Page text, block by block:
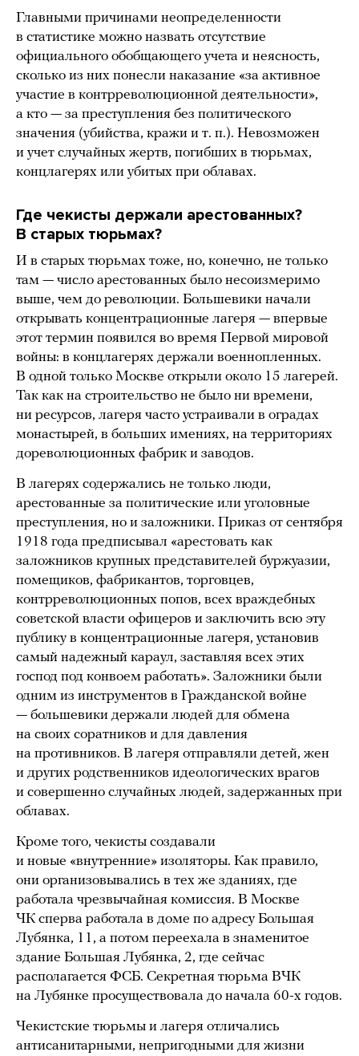
Главными причинами неопределенности
в статистике можно назвать отсутствие
официального обобщающего учета и неясность,
сколько из них понесли наказание «за активное
участие в контрреволюционной деятельности»,
а кто — за преступления без политического
значения (убийства, кражи и т. п.). Невозможен
и учет случайных жертв, погибших в тюрьмах,
концлагерях или убитых при облавах.
Где чекисты держали арестованных?
В старых тюрьмах?
И в старых тюрьмах тоже, но, конечно, не только
там — число арестованных было несоизмеримо
выше, чем до революции. Большевики начали
открывать концентрационные лагеря — впервые
этот термин появился во время Первой мировой
войны: в концлагерях держали военнопленных.
В одной только Москве открыли около 15 лагерей.
Так как на строительство не было ни времени,
ни ресурсов, лагеря часто устраивали в оградах
монастырей, в больших имениях, на территориях
дореволюционных фабрик и заводов.
В лагерях содержались не только люди,
арестованные за политические или уголовные
преступления, но и заложники. Приказ от сентября
1918 года предписывал «арестовать как
заложников крупных представителей буржуазии,
помещиков, фабрикантов, торговцев,
контрреволюционных попов, всех враждебных
советской власти офицеров и заключить всю эту
публику в концентрационные лагеря, установив
самый надежный караул, заставляя всех этих
господ под конвоем работать». Заложники были
одним из инструментов в Гражданской войне
— большевики держали людей для обмена
на своих соратников и для давления
на противников. В лагеря отправляли детей, жен
и других родственников идеологических врагов
и совершенно случайных людей, задержанных при
облавах.
Кроме того, чекисты создавали
и новые «внутренние» изоляторы. Как правило,
они организовывались в тех же зданиях, где
работала чрезвычайная комиссия. В Москве
ЧК сперва работала в доме по адресу Большая
Лубянка, 11, а потом переехала в знаменитое
здание Большая Лубянка, 2, где сейчас
располагается ФСБ. Секретная тюрьма ВЧК
на Лубянке просуществовала до начала 60-х годов.
Чекистские тюрьмы и лагеря отличались
антисанитарными, непригодными для жизни